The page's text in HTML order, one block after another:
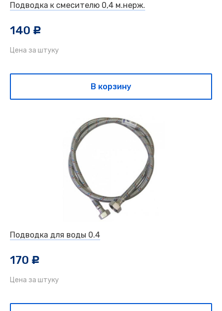
Подводка к смесителю 0,4 м.нерж.
140 c
Цена за штуку
В корзину
Подводка для воды 0.4
170 c
Цена за штуку